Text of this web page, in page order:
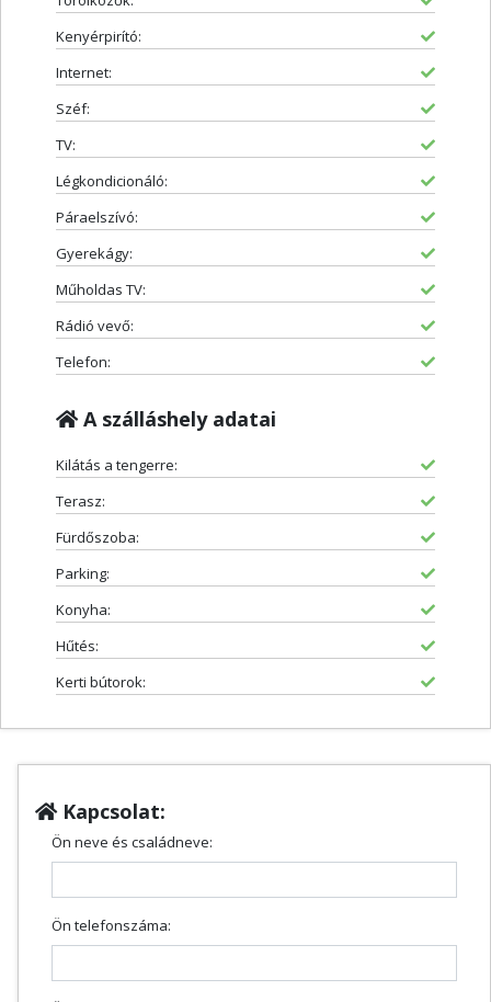
Kenyérpirító:
Internet:
Széf:
TV:
Légkondicionáló:
Páraelszívó:
Gyerekágy:
Műholdas TV:
Rádió vevő:
Telefon:
A szálláshely adatai
Kilátás a tengerre:
Terasz:
Fürdőszoba:
Parking:
Konyha:
Hűtés:
Kerti bútorok:
Kapcsolat:
Ön neve és családneve:
Ön telefonszáma: